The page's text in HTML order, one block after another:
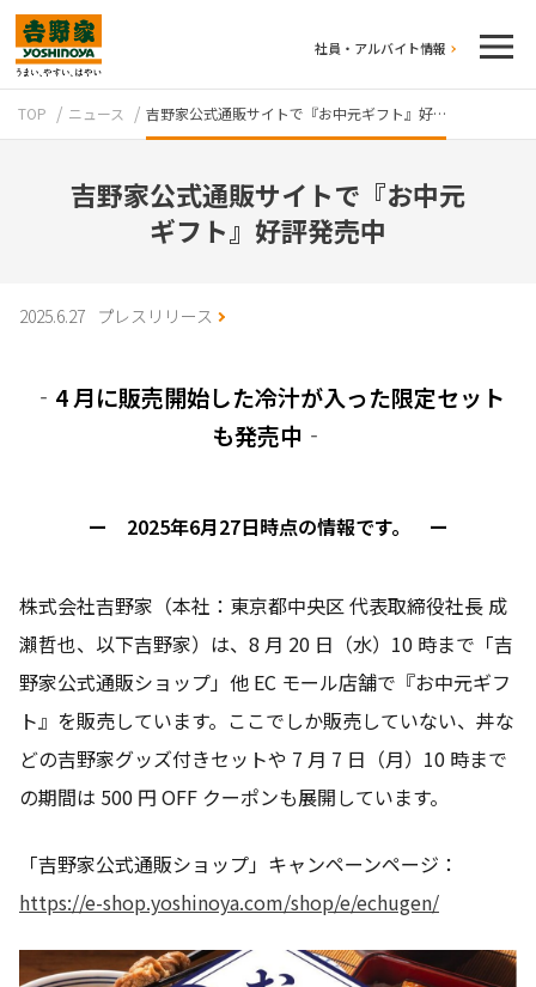
社員・アルバイト情報
テイクアウト
牛丼のこだわり 吉野家の歴史
TOP ニュース 吉野家公式通販サイトで『お中元ギフト』好…
吉野家公式通販サイトで『お中元
ギフト』好評発売中
2025.6.27 プレスリリース
‐4 月に販売開始した冷汁が入った限定セット
も発売中‐
ー 2025年6月27日時点の情報です。 ー
株式会社吉野家（本社：東京都中央区 代表取締役社長 成
瀨哲也、以下吉野家）は、8 月 20 日（水）10 時まで「吉
野家公式通販ショップ」他 EC モール店舗で『お中元ギフ
ト』を販売しています。ここでしか販売していない、丼な
どの吉野家グッズ付きセットや 7 月 7 日（月）10 時まで
の期間は 500 円 OFF クーポンも展開しています。
「吉野家公式通販ショップ」キャンペーンページ：
https://e-shop.yoshinoya.com/shop/e/echugen/